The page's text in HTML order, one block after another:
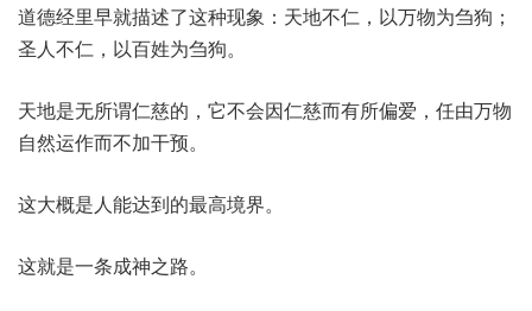
道德经里早就描述了这种现象：天地不仁，以万物为刍狗；
圣人不仁，以百姓为刍狗。
天地是无所谓仁慈的，它不会因仁慈而有所偏爱，任由万物
自然运作而不加干预。
这大概是人能达到的最高境界。
这就是一条成神之路。